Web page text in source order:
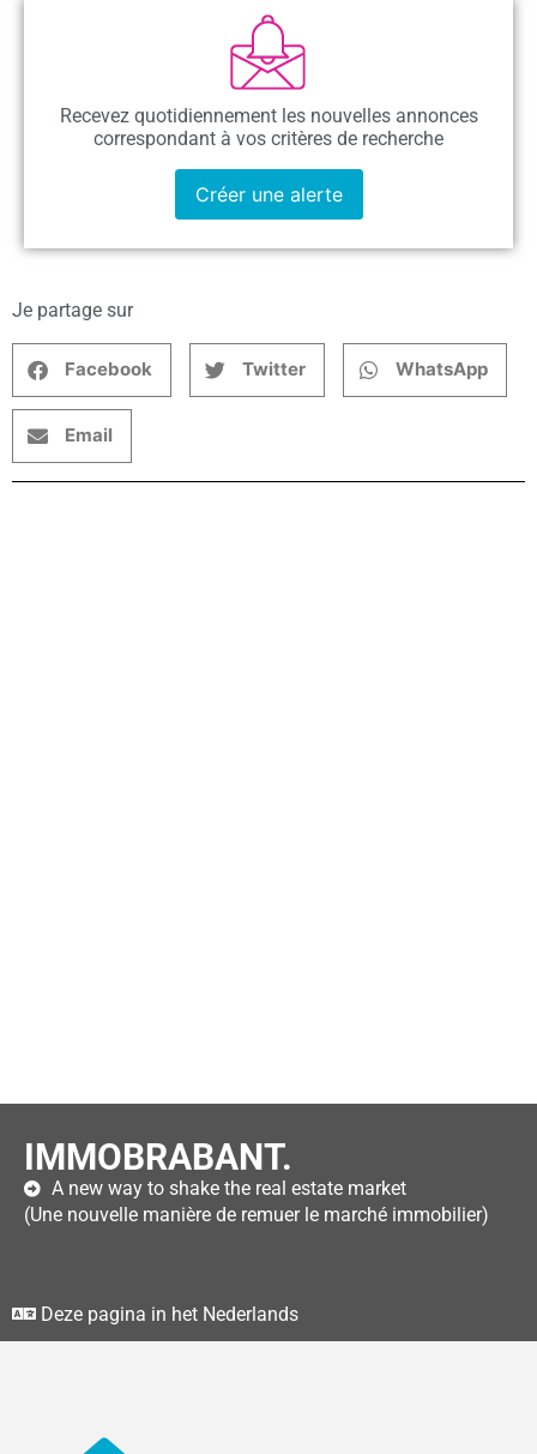
Recevez quotidiennement les nouvelles annonces
correspondant à vos critères de recherche
Créer une alerte
Je partage sur
Facebook Twitter WhatsApp
Email
IMMOBRABANT.
A new way to shake the real estate market
(Une nouvelle manière de remuer le marché immobilier)
Deze pagina in het Nederlands